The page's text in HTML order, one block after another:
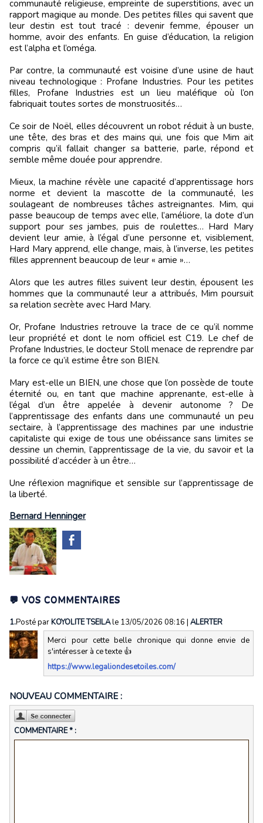
communauté religieuse, empreinte de superstitions, avec un
rapport magique au monde. Des petites filles qui savent que
leur destin est tout tracé : devenir femme, épouser un
homme, avoir des enfants. En guise d’éducation, la religion
est l’alpha et l’oméga.
Par contre, la communauté est voisine d’une usine de haut
niveau technologique : Profane Industries. Pour les petites
filles, Profane Industries est un lieu maléfique où l’on
fabriquait toutes sortes de monstruosités…
Ce soir de Noël, elles découvrent un robot réduit à un buste,
une tête, des bras et des mains qui, une fois que Mim ait
compris qu’il fallait changer sa batterie, parle, répond et
semble même douée pour apprendre.
Mieux, la machine révèle une capacité d’apprentissage hors
norme et devient la mascotte de la communauté, les
soulageant de nombreuses tâches astreignantes. Mim, qui
passe beaucoup de temps avec elle, l’améliore, la dote d’un
support pour ses jambes, puis de roulettes… Hard Mary
devient leur amie, à l’égal d’une personne et, visiblement,
Hard Mary apprend, elle change, mais, à l’inverse, les petites
filles apprennent beaucoup de leur « amie »…
Alors que les autres filles suivent leur destin, épousent les
hommes que la communauté leur a attribués, Mim poursuit
sa relation secrète avec Hard Mary.
Or, Profane Industries retrouve la trace de ce qu’il nomme
leur propriété et dont le nom officiel est C19. Le chef de
Profane Industries, le docteur Stoll menace de reprendre par
la force ce qu’il estime être son BIEN.
Mary est-elle un BIEN, une chose que l’on possède de toute
éternité ou, en tant que machine apprenante, est-elle à
l’égal d’un être appelée à devenir autonome ? De
l’apprentissage des enfants dans une communauté un peu
sectaire, à l’apprentissage des machines par une industrie
capitaliste qui exige de tous une obéissance sans limites se
dessine un chemin, l’apprentissage de la vie, du savoir et la
possibilité d’accéder à un être…
Une réflexion magnifique et sensible sur l’apprentissage de
la liberté.
Bernard Henninger
💬 VOS COMMENTAIRES
1.Posté parKOYOLITE TSEILAle 13/05/2026 08:16 | ALERTER
Merci pour cette belle chronique qui donne envie de
s'intéresser à ce texte 👍
https://www.legaliondesetoiles.com/
NOUVEAU COMMENTAIRE :
COMMENTAIRE * :